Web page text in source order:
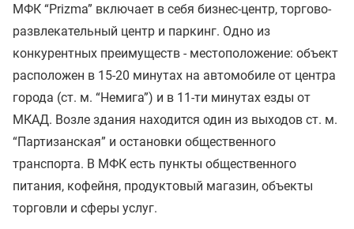
МФК “Prizma” включает в себя бизнес-центр, торгово-
развлекательный центр и паркинг. Одно из
конкурентных преимуществ - местоположение: объект
расположен в 15-20 минутах на автомобиле от центра
города (ст. м. “Немига”) и в 11-ти минутах езды от
МКАД. Возле здания находится один из выходов ст. м.
“Партизанская” и остановки общественного
транспорта. В МФК есть пункты общественного
питания, кофейня, продуктовый магазин, объекты
торговли и сферы услуг.